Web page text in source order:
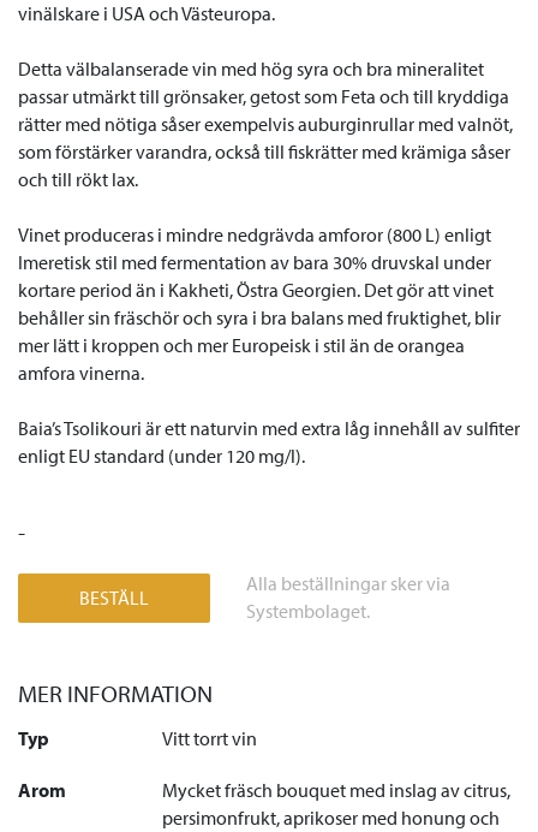
vinälskare i USA och Västeuropa.
Detta välbalanserade vin med hög syra och bra mineralitet
passar utmärkt till grönsaker, getost som Feta och till kryddiga
rätter med nötiga såser exempelvis auburginrullar med valnöt,
som förstärker varandra, också till fiskrätter med krämiga såser
och till rökt lax.
Vinet produceras i mindre nedgrävda amforor (800 L) enligt
Imeretisk stil med fermentation av bara 30% druvskal under
kortare period än i Kakheti, Östra Georgien. Det gör att vinet
behåller sin fräschör och syra i bra balans med fruktighet, blir
mer lätt i kroppen och mer Europeisk i stil än de orangea
amfora vinerna.
Baia’s Tsolikouri är ett naturvin med extra låg innehåll av sulfiter
enligt EU standard (under 120 mg/l).
-
BESTÄLL
Alla beställningar sker via
Systembolaget.
MER INFORMATION
Typ Vitt torrt vin
Arom
Mycket fräsch bouquet med inslag av citrus,
persimonfrukt, aprikoser med honung och